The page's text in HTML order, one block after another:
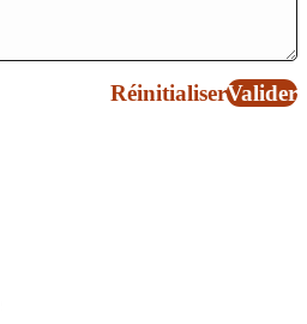
RéinitialiserValider